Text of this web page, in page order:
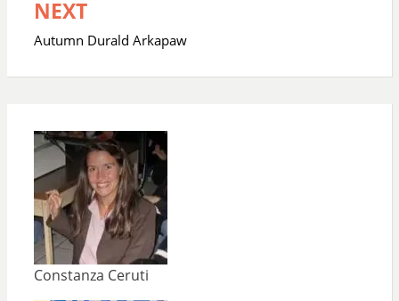
NEXT
Autumn Durald Arkapaw
Constanza Ceruti